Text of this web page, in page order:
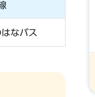
なバス